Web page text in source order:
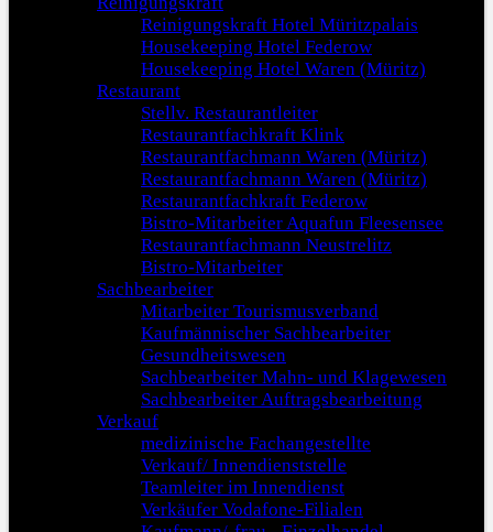
Reinigungskraft Hotel Müritzpalais
Housekeeping Hotel Federow
Housekeeping Hotel Waren (Müritz)
Restaurant
Stellv. Restaurantleiter
Restaurantfachkraft Klink
Restaurantfachmann Waren (Müritz)
Restaurantfachmann Waren (Müritz)
Restaurantfachkraft Federow
Bistro-Mitarbeiter Aquafun Fleesensee
Restaurantfachmann Neustrelitz
Bistro-Mitarbeiter
Sachbearbeiter
Mitarbeiter Tourismusverband
Kaufmännischer Sachbearbeiter
Gesundheitswesen
Sachbearbeiter Mahn- und Klagewesen
Sachbearbeiter Auftragsbearbeitung
Verkauf
medizinische Fachangestellte
Verkauf/ Innendienststelle
Teamleiter im Innendienst
Verkäufer Vodafone-Filialen